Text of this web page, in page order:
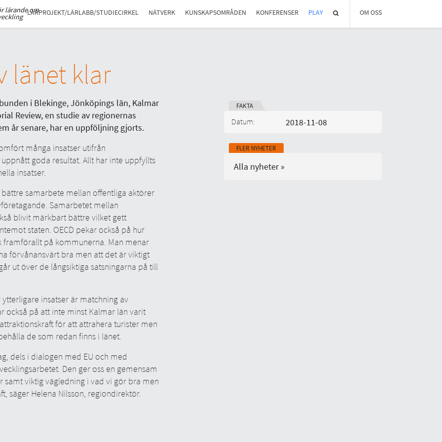
LÄRPROJEKT/LÄRLABB/STUDIECIRKEL NÄTVERK KUNSKAPSOMRÅDEN KONFERENSER PLAY OM OSS
OM REGLAB
lärande om
länet klar
i Blekinge, Jönköpings län, Kalmar
Review, en studie av regionernas
år senare, har en uppföljning gjorts.
många insatser utifrån
goda resultat. Allt har inte uppfyllts
insatser.
samarbete mellan offentliga aktörer
Samarbetet mellan
blivit märkbart bättre vilket gett
staten. OECD pekar också på hur
på kommunerna. Man menar
förvånansvärt bra men att det är viktigt
ut över de långsiktiga satsningarna på till
insatser är matchning av
också på att inte minst Kalmar län varit
för att attrahera turister men
de som redan finns i länet.
dels i dialogen med EU och med
Den ger oss en gemensam
viktig vägledning i vad vi gör bra men
säger Helena Nilsson, regiondirektör.
FAKTA
Datum: 2018-11-08
FLER NYHETER
Alla nyheter »